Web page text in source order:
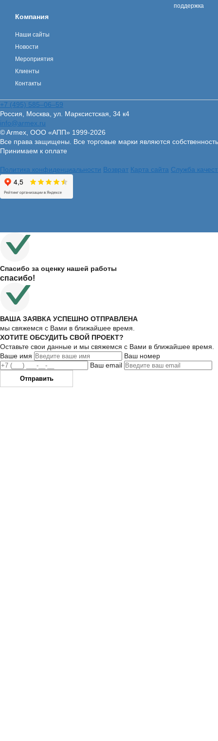
поддержка
Компания
Наши сайты
Новости
Мероприятия
Клиенты
Контакты
+7 (495) 585–06–59
Россия, Москва, ул. Марксистская, 34 к4
info@armex.ru
© Armex, ООО «АПП» 1999-2026
Все права защищены. Все торговые марки являются
Принимаем к оплате
Политика конфиденциальности Возврат Карта сайта Служба
Спасибо за оценку нашей работы
спасибо!
ВАША ЗАЯВКА УСПЕШНО ОТПРАВЛЕНА
мы свяжемся с Вами в ближайшее время.
ХОТИТЕ ОБСУДИТЬ СВОЙ ПРОЕКТ?
Оставьте свои данные и мы свяжемся с Вами в ближайшее время.
Ваше имя
Ваш номер
Ваш email
Отправить